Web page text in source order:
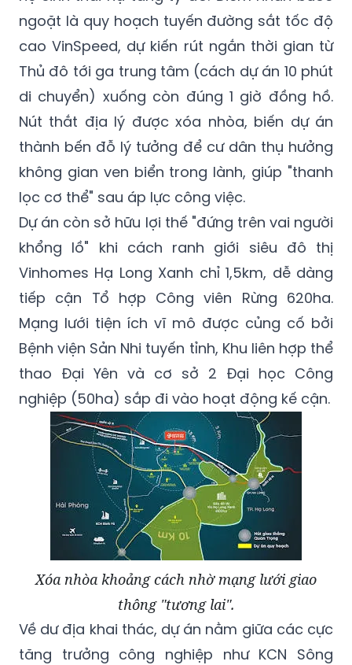
cao VinSpeed, dự kiến rút ngắn thời gian từ
Thủ đô tới ga trung tâm (cách dự án 10 phút
di chuyển) xuống còn đúng 1 giờ đồng hồ.
Nút thắt địa lý được xóa nhòa, biến dự án
thành bến đỗ lý tưởng để cư dân thụ hưởng
không gian ven biển trong lành, giúp "thanh
lọc cơ thể" sau áp lực công việc.
Dự án còn sở hữu lợi thế "đứng trên vai người
khổng lồ" khi cách ranh giới siêu đô thị
Vinhomes Hạ Long Xanh chỉ 1,5km, dễ dàng
tiếp cận Tổ hợp Công viên Rừng 620ha.
Mạng lưới tiện ích vĩ mô được củng cố bởi
Bệnh viện Sản Nhi tuyến tỉnh, Khu liên hợp thể
thao Đại Yên và cơ sở 2 Đại học Công
nghiệp (50ha) sắp đi vào hoạt động kế cận.
Xóa nhòa khoảng cách nhờ mạng lưới giao
thông "tương lai".
Về dư địa khai thác, dự án nằm giữa các cực
tăng trưởng công nghiệp như KCN Sông
Khoai (Amata) và Nam - Bắc Tiền Phong.